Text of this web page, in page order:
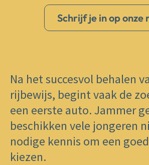
Schrijf je in op onze
Na het succesvol behalen
rijbewijs, begint vaak de
een eerste auto. Jammer
beschikken vele jongeren
nodige kennis om een
kiezen.